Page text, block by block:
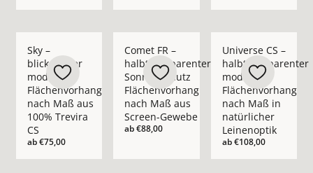
Sky –
blickdichter
moderner
Flächenvorhang
nach Maß aus
100% Trevira
CS
ab€75,00
Comet FR –
halbtransparenter
Sonnenschutz
Flächenvorhang
nach Maß aus
Screen-Gewebe
ab€88,00
Universe CS –
halbtransparenter
moderner
Flächenvorhang
nach Maß in
natürlicher
Leinenoptik
ab€108,00